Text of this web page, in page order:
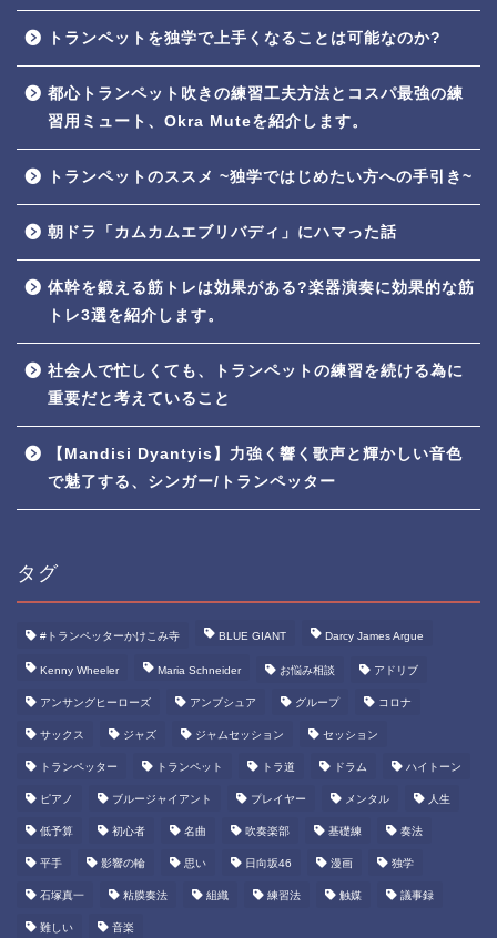
トランペットを独学で上手くなることは可能なのか?
都心トランペット吹きの練習工夫方法とコスパ最強の練
習用ミュート、Okra Muteを紹介します。
トランペットのススメ ~独学ではじめたい方への手引き~
朝ドラ「カムカムエブリバディ」にハマった話
体幹を鍛える筋トレは効果がある?楽器演奏に効果的な筋
トレ3選を紹介します。
社会人で忙しくても、トランペットの練習を続ける為に
重要だと考えていること
【Mandisi Dyantyis】力強く響く歌声と輝かしい音色
で魅了する、シンガー/トランペッター
タグ
#トランペッターかけこみ寺 BLUE GIANT Darcy James Argue
Kenny Wheeler Maria Schneider お悩み相談 アドリブ
アンサングヒーローズ アンブシュア グループ コロナ
サックス ジャズ ジャムセッション セッション
トランペッター トランペット トラ道 ドラム ハイトーン
ピアノ ブルージャイアント プレイヤー メンタル 人生
低予算 初心者 名曲 吹奏楽部 基礎練 奏法
平手 影響の輪 思い 日向坂46 漫画 独学
石塚真一 粘膜奏法 組織 練習法 触媒 議事録
難しい 音楽